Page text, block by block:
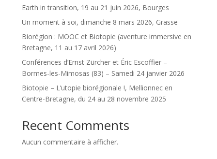
Earth in transition, 19 au 21 juin 2026, Bourges
Un moment à soi, dimanche 8 mars 2026, Grasse
Biorégion : MOOC et Biotopie (aventure immersive en
Bretagne, 11 au 17 avril 2026)
Conférences d’Ernst Zürcher et Éric Escoffier –
Bormes-les-Mimosas (83) – Samedi 24 janvier 2026
Biotopie – L’utopie biorégionale !, Mellionnec en
Centre-Bretagne, du 24 au 28 novembre 2025
Recent Comments
Aucun commentaire à afficher.